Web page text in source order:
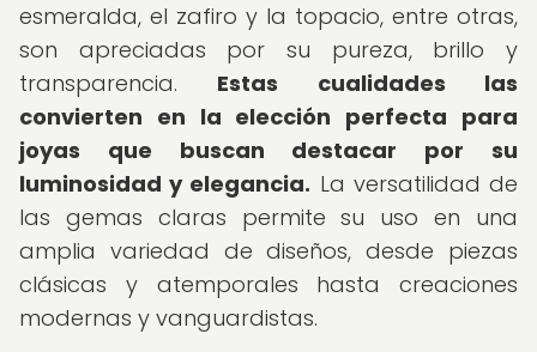
esmeralda, el zafiro y la topacio, entre otras,
son apreciadas por su pureza, brillo y
transparencia. Estas cualidades las
convierten en la elección perfecta para
joyas que buscan destacar por su
luminosidad y elegancia. La versatilidad de
las gemas claras permite su uso en una
amplia variedad de diseños, desde piezas
clásicas y atemporales hasta creaciones
modernas y vanguardistas.